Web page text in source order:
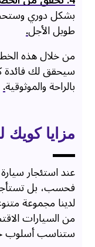
بشكل دوري
طويل الأجل.
من خلال هذه
سيحقق لك
بالراحة والموثوقية.
مزايا كويك
عند استئجار
فحسب، بل تستأجر
لدينا مجموعة
من السيارات
ستناسب أسلوب